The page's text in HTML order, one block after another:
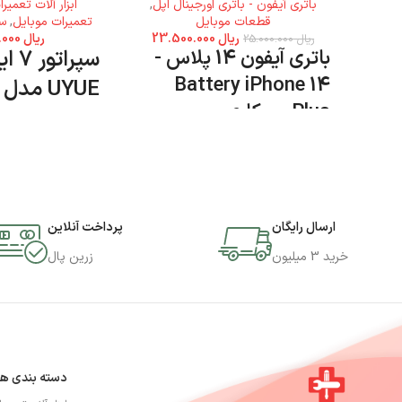
باتری آیفون - باتری اورجینال اپل,
قطعات موبایل
ریال25.000.000 ریال23.500.000
باتری آیفون 14 پلاس -
Battery iPhone 14
Plus - روکاری
ابزار آلات
تعمیرات موبایل,
ریال
UYUE مدل 948T
ارسال رایگان
خرید 3 میلیون
پرداخت آنلاین
زرین پال
دسته بندی